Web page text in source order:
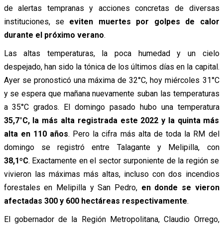
de alertas tempranas y acciones concretas de diversas
instituciones, se eviten muertes por golpes de calor
durante el próximo verano.
Las altas temperaturas, la poca humedad y un cielo
despejado, han sido la tónica de los últimos días en la capital.
Ayer se pronosticó una máxima de 32°C, hoy miércoles 31°C
y se espera que mañana nuevamente suban las temperaturas
a 35°C grados. El domingo pasado hubo una temperatura
35,7°C, la más alta registrada este 2022 y la quinta más
alta en 110 años. Pero la cifra más alta de toda la RM del
domingo se registró entre Talagante y Melipilla, con
38,1ºC. Exactamente en el sector surponiente de la región se
vivieron las máximas más altas, incluso con dos incendios
forestales en Melipilla y San Pedro,en donde se vieron
afectadas 300 y 600 hectáreas respectivamente.
El gobernador de la Región Metropolitana, Claudio Orrego,